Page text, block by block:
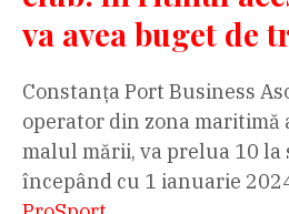
va avea buget de
Constanța Port Business
operator din zona maritimă
malul mării, va prelua 10
începând cu 1 ianuarie